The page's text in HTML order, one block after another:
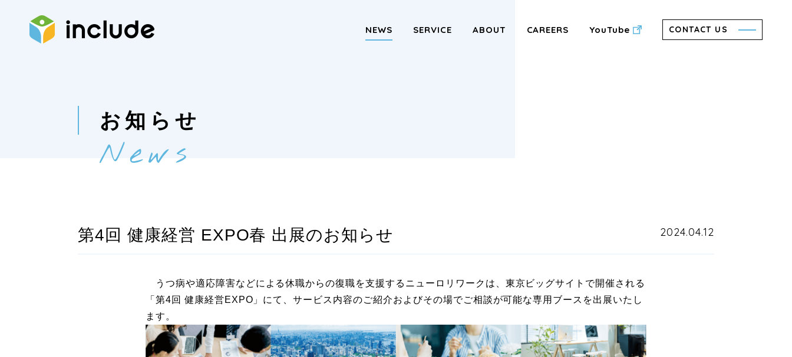
NEWS SERVICE ABOUT CAREERS YouTube CONTACT US
お知らせ
News
第4回 健康経営 EXPO春 出展のお知らせ 2024.04.12
うつ病や適応障害などによる休職からの復職を支援するニューロリワークは、東京ビッグサイトで開催される
「第4回 健康経営EXPO」にて、サービス内容のご紹介およびその場でご相談が可能な専用ブースを出展いたし
ます。